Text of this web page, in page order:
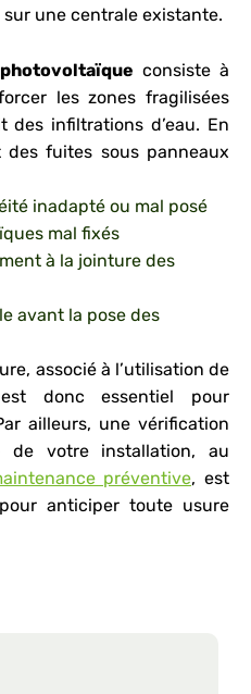
sur une centrale existante.
consiste à
les zones fragilisées
infiltrations d’eau. En
fuites sous panneaux
inadapté ou mal posé
mal fixés
à la jointure des
avant la pose des
associé à l’utilisation de
t donc essentiel pour
ailleurs, une vérification
de votre installation, au
préventive, est
anticiper toute usure